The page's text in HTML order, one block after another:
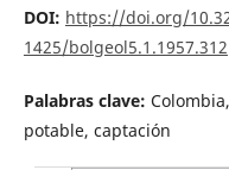
DOI: https://doi.org/
1425/bolgeol5.1.1957.312
Palabras clave:
potable, captación